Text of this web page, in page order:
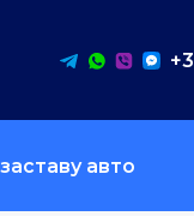
авто